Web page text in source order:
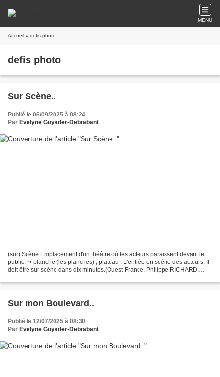
MENU
Accueil » defis photo
defis photo
Sur Scène..
Publié le 06/09/2025 à 08:24
Par Evelyne Guyader-Debrabant
(sur) Scène Emplacement d'un théâtre où les acteurs paraissent devant le
public. ➙ planche (les planches) , plateau . L'entrée en scène des acteurs. Il
doit être sur scène dans dix minutes.(Ouest-France, Philippe RICHARD,
Sur mon Boulevard..
Publié le 12/07/2025 à 08:30
Par Evelyne Guyader-Debrabant